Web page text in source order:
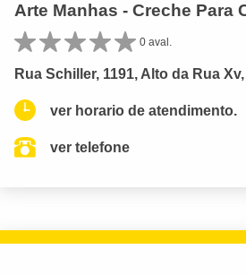
Arte Manhas - Creche Para
0 aval.
Rua Schiller, 1191, Alto da Rua
ver horario de atendimento.
ver telefone